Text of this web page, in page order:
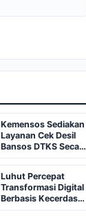
Kemensos Sediakan
Layanan Cek Desil
Bansos DTKS Secara
Online
Luhut Percepat
Transformasi Digital
Berbasis Kecerdasan
Buatan